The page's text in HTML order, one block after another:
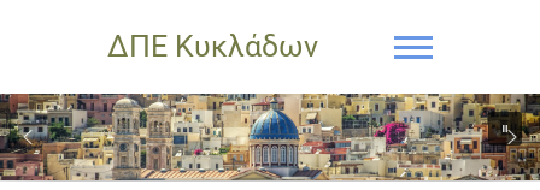
ΔΠΕ Κυκλάδων